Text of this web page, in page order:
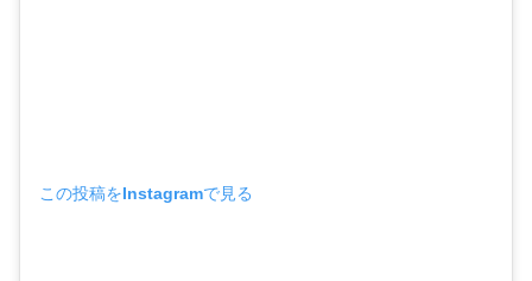
この投稿をInstagramで見る